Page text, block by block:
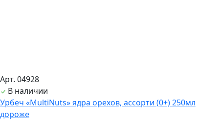
Арт. 04928
В наличии
Урбеч «MultiNuts» ядра орехов, ассорти (0+) 250мл
дороже